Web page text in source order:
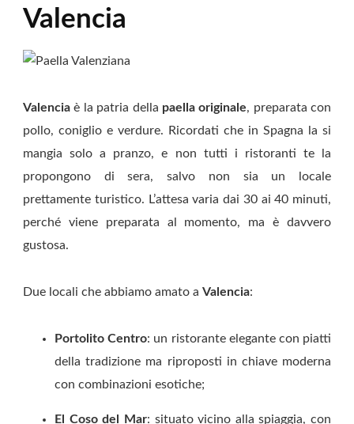
Valencia
Valencia è la patria della paella originale, preparata con
pollo, coniglio e verdure. Ricordati che in Spagna la si
mangia solo a pranzo, e non tutti i ristoranti te la
propongono di sera, salvo non sia un locale
prettamente turistico. L’attesa varia dai 30 ai 40 minuti,
perché viene preparata al momento, ma è davvero
gustosa.
Due locali che abbiamo amato a Valencia:
Portolito Centro: un ristorante elegante con piatti
della tradizione ma riproposti in chiave moderna
con combinazioni esotiche;
El Coso del Mar: situato vicino alla spiaggia, con